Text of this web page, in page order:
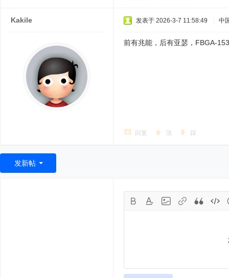
Kakile 发表于 2026-3-7 11:58:49 中
前有兆能，后有亚瑟，FBGA-
回复 顶 踩
发新帖